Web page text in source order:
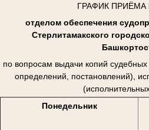
ГРАФИК ПРИЁМА
отделом обеспечения
Стерлитамакского
по вопросам выдачи копий судебных
определений, постановлений),
Понедельник